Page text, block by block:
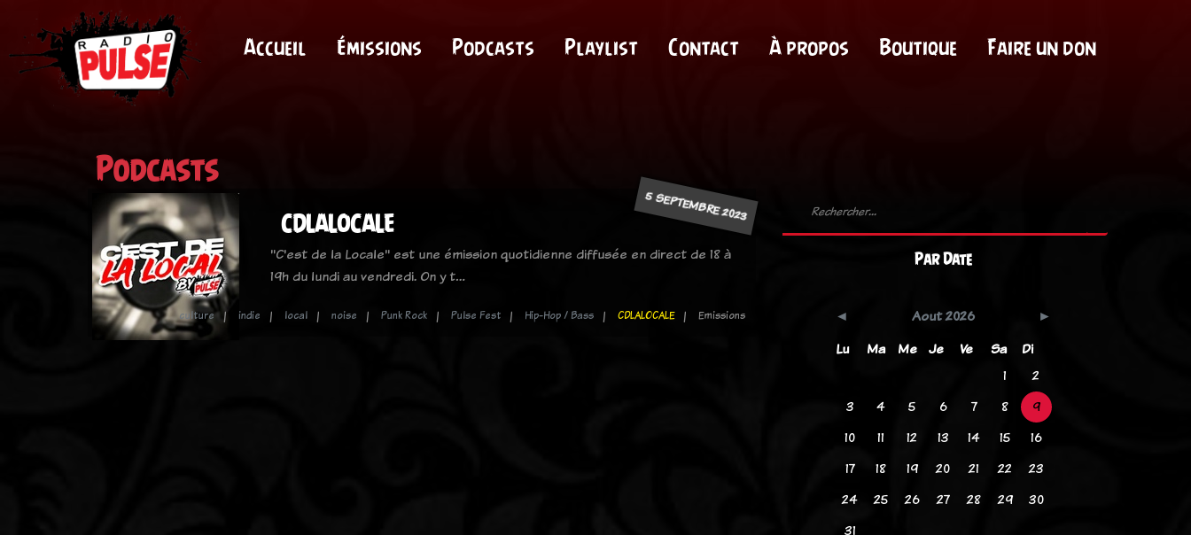
Accueil Émissions Podcasts Playlist Contact À propos Boutique Faire un don
Podcasts
5 SEPTEMBRE 2023
CDLALOCALE
"C'est de la Locale" est une émission quotidienne diffusée en direct de 18 à
19h du lundi au vendredi. On y t…
culture indie local noise Punk Rock Pulse Fest Hip-Hop / Bass CDLALOCALE Emissions
Par Date
Aout 2026
Lu
Ma Me Je Ve Sa
Di
1
2
3
4 5 6 7 8
9
10
11 12 13 14 15
16
17
18 19 20 21 22
23
24
25 26 27 28 29
30
31